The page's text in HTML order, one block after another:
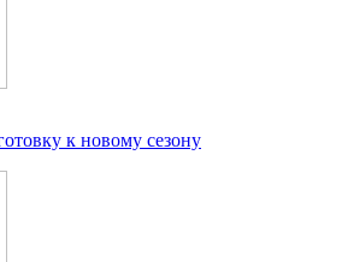
к новому сезону